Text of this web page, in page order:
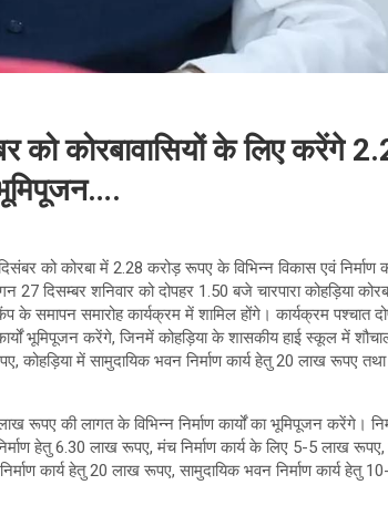
को कोरबावासियों के लिए करेंगे
भूमिपूजन….
को कोरबा में 2.28 करोड़ रूपए के विभिन्न विकास एवं निर्माण
27 दिसम्बर शनिवार को दोपहर 1.50 बजे चारपारा कोहड़िया
समापन समारोह कार्यक्रम में शामिल होंगे। कार्यक्रम पश्चात
भूमिपूजन करेंगे, जिनमें कोहड़िया के शासकीय हाई स्कूल में
कोहड़िया में सामुदायिक भवन निर्माण कार्य हेतु 20 लाख रूपए तथा
रूपए की लागत के विभिन्न निर्माण कार्यों का भूमिपूजन करेंगे।
हेतु 6.30 लाख रूपए, मंच निर्माण कार्य के लिए 5-5 लाख रूपए,
कार्य हेतु 20 लाख रूपए, सामुदायिक भवन निर्माण कार्य हेतु